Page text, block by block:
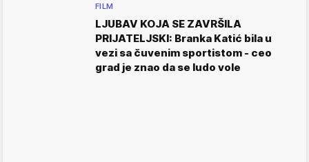
FILM
LJUBAV KOJA SE ZAVRŠILA
PRIJATELJSKI: Branka Katić bila u
vezi sa čuvenim sportistom - ceo
grad je znao da se ludo vole